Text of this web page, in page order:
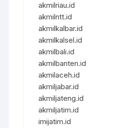
akmilriau.id
akmilntt.id
akmilkalbar.id
akmilkalsel.id
akmilbali.id
akmilbanten.id
akmilaceh.id
akmiljabar.id
akmiljateng.id
akmiljatim.id
imijatim.id